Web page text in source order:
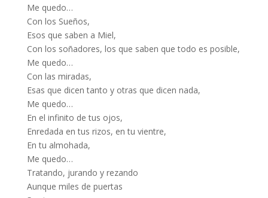
Me quedo…
Con los Sueños,
Esos que saben a Miel,
Con los soñadores, los que saben que todo es posible,
Me quedo…
Con las miradas,
Esas que dicen tanto y otras que dicen nada,
Me quedo…
En el infinito de tus ojos,
Enredada en tus rizos, en tu vientre,
En tu almohada,
Me quedo…
Tratando, jurando y rezando
Aunque miles de puertas